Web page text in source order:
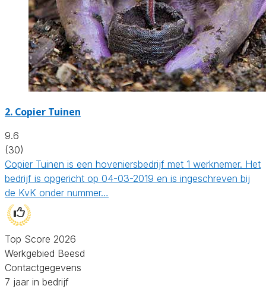
2. Copier Tuinen
9.6
(30)
Copier Tuinen is een hoveniersbedrijf met 1 werknemer. Het
bedrijf is opgericht op 04-03-2019 en is ingeschreven bij
de KvK onder nummer…
Top Score 2026
Werkgebied Beesd
Contactgegevens
7 jaar in bedrijf